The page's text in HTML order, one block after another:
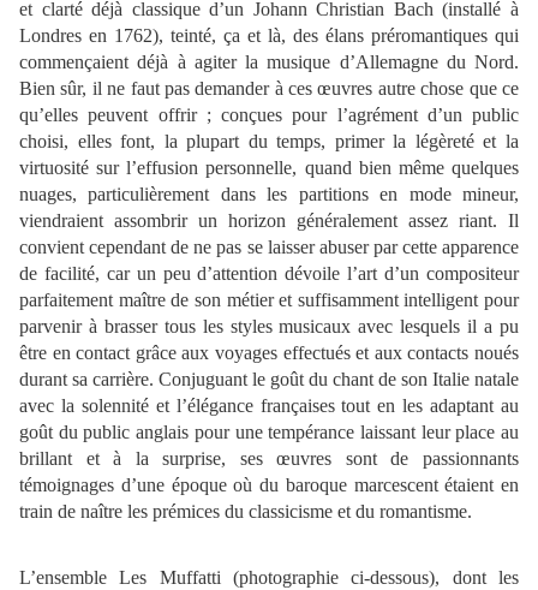
et clarté déjà classique d’un Johann Christian Bach (installé à
Londres en 1762), teinté, ça et là, des élans préromantiques qui
commençaient déjà à agiter la musique d’Allemagne du Nord.
Bien sûr, il ne faut pas demander à ces œuvres autre chose que ce
qu’elles peuvent offrir ; conçues pour l’agrément d’un public
choisi, elles font, la plupart du temps, primer la légèreté et la
virtuosité sur l’effusion personnelle, quand bien même quelques
nuages, particulièrement dans les partitions en mode mineur,
viendraient assombrir un horizon généralement assez riant. Il
convient cependant de ne pas se laisser abuser par cette apparence
de facilité, car un peu d’attention dévoile l’art d’un compositeur
parfaitement maître de son métier et suffisamment intelligent pour
parvenir à brasser tous les styles musicaux avec lesquels il a pu
être en contact grâce aux voyages effectués et aux contacts noués
durant sa carrière. Conjuguant le goût du chant de son Italie natale
avec la solennité et l’élégance françaises tout en les adaptant au
goût du public anglais pour une tempérance laissant leur place au
brillant et à la surprise, ses œuvres sont de passionnants
témoignages d’une époque où du baroque marcescent étaient en
train de naître les prémices du classicisme et du romantisme.
L’ensemble Les Muffatti (photographie ci-dessous), dont les